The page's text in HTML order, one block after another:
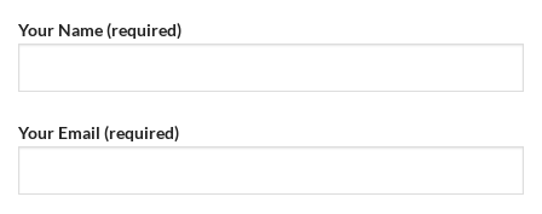
Your Name (required)
Your Email (required)